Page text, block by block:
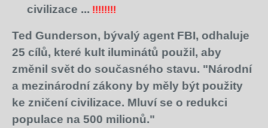
civilizace ... !!!!!!!!
Ted Gunderson, bývalý agent FBI, odhaluje
25 cílů, které kult iluminátů použil, aby
změnil svět do současného stavu. "Národní
a mezinárodní zákony by měly být použity
ke zničení civilizace. Mluví se o redukci
populace na 500 milionů."